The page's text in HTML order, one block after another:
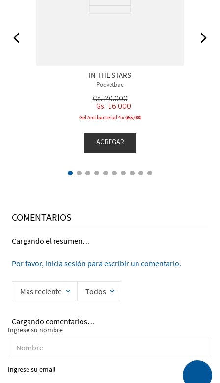
IN THE STARS
Pocketbac
Gs. 20.000
Gs. 16.000
Gel Antibacterial 4 x ₲55,000
AGREGAR
COMENTARIOS
Cargando el resumen…
Por favor, inicia sesión para escribir un comentario.
Más reciente Todos
Cargando comentarios…
Ingrese su nombre
Ingrese su email